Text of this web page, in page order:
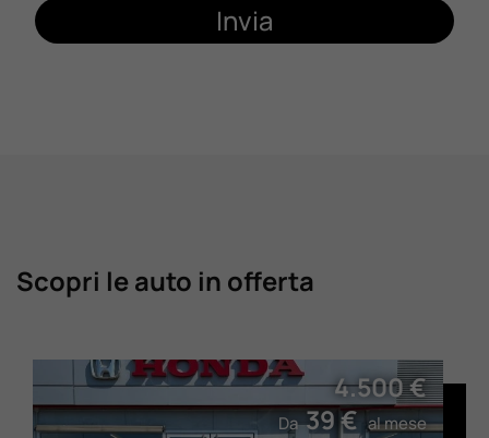
Invia
Scopri le auto in offerta
4.500 €
Da39 €al mese